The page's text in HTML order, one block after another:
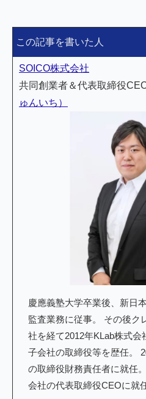
この記事を書いた人
SOICO株式会社
共同創業者＆代表取締役
ゅんいち）
慶應義塾大学卒業後、新日
監査業務に従事。 その後ク
社を経て2012年KLab株式会
子会社の取締役等を歴任。
の取締役財務責任者に就任
会社の代表取締役CEOに就